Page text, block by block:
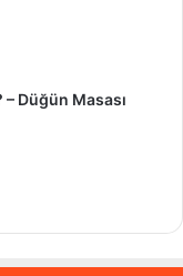
Düğün Masası